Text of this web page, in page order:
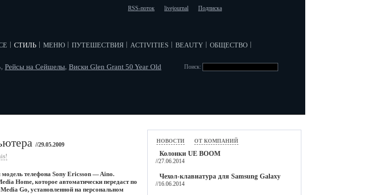
RSS-поток livejournal Подписка
стиль меню путешествия activities beauty общество
Поиск:
Рейсы на Сейшелы, Виски Glen Grant 50 Year Old
//29.05.2009
модель телефона Sony Ericsson — Aino.
Home, которое автоматически передаст по
Go, установленной на персональном
новости от компаний
Колонки UE BOOM
//27.06.2014
Чехол-клавиатура для Samsung Galaxy
//16.06.2014